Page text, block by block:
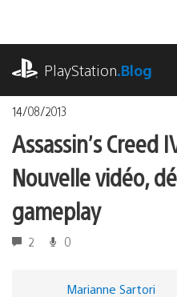
contenu
PlayStation.Blog
14/08/2013
Assassin’s Creed
Nouvelle vidéo,
gameplay
2 0
Marianne Sartori